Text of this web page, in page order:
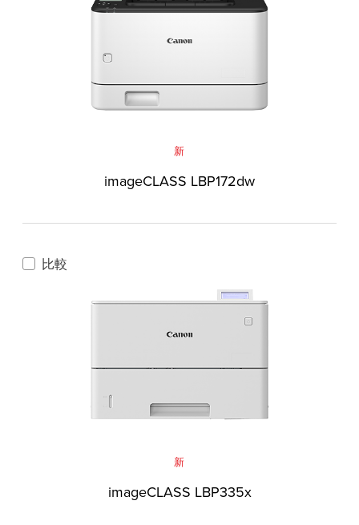
新
imageCLASS LBP172dw
比較
新
imageCLASS LBP335x